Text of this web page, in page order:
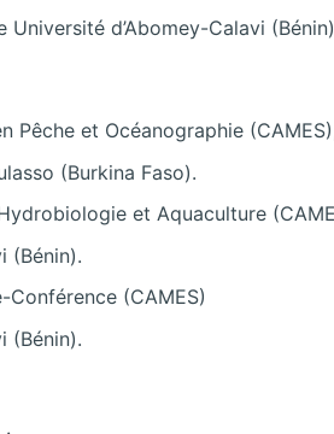
d’Abomey-Calavi (Bénin)
Pêche et Océanographie
(Burkina Faso).
et Aquaculture
(Bénin).
Conférence (CAMES)
(Bénin).